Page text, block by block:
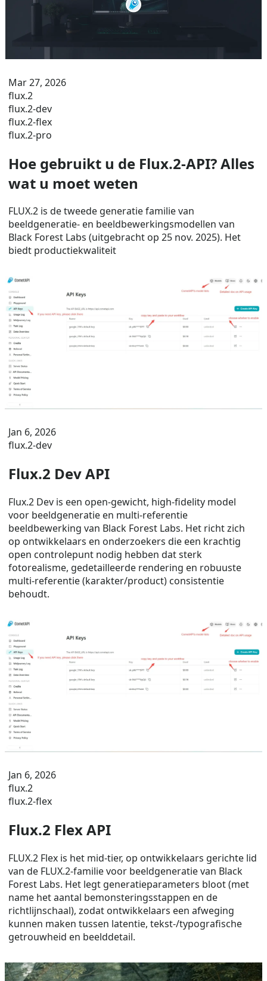
Mar 27, 2026
flux.2
flux.2-dev
flux.2-flex
flux.2-pro
Hoe gebruikt u de Flux.2-API? Alles
wat u moet weten
FLUX.2 is de tweede generatie familie van
beeldgeneratie- en beeldbewerkingsmodellen van
Black Forest Labs (uitgebracht op 25 nov. 2025). Het
biedt productiekwaliteit
Jan 6, 2026
flux.2-dev
Flux.2 Dev API
Flux.2 Dev is een open-gewicht, high-fidelity model
voor beeldgeneratie en multi-referentie
beeldbewerking van Black Forest Labs. Het richt zich
op ontwikkelaars en onderzoekers die een krachtig
open controlepunt nodig hebben dat sterk
fotorealisme, gedetailleerde rendering en robuuste
multi-referentie (karakter/product) consistentie
behoudt.
Jan 6, 2026
flux.2
flux.2-flex
Flux.2 Flex API
FLUX.2 Flex is het mid-tier, op ontwikkelaars gerichte lid
van de FLUX.2-familie voor beeldgeneratie van Black
Forest Labs. Het legt generatieparameters bloot (met
name het aantal bemonsteringsstappen en de
richtlijnschaal), zodat ontwikkelaars een afweging
kunnen maken tussen latentie, tekst-/typografische
getrouwheid en beelddetail.